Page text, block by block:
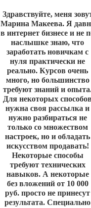
Здравствуйте, меня
Марина Макеева. Я
в интернет бизнесе и не
наслышке знаю, что
заработать новичкам с
нуля практически не
реально. Курсов очень
много, но большинство
требуют знаний и
Для некоторых
нужна своя рассылка и
нужно разбираться не
только со множеством
настроек, но и обладать
искусством продавать!
Некоторые способы
требуют технических
навыков. А некоторые
без вложений от 10 000
руб. просто не принесут
результата. Специально